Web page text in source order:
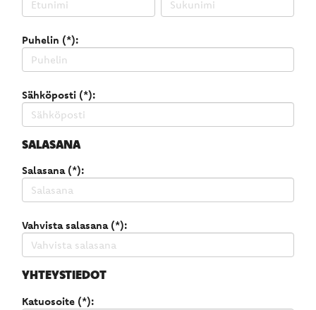
Puhelin (*):
Sähköposti (*):
SALASANA
Salasana (*):
Vahvista salasana (*):
YHTEYSTIEDOT
Katuosoite (*):